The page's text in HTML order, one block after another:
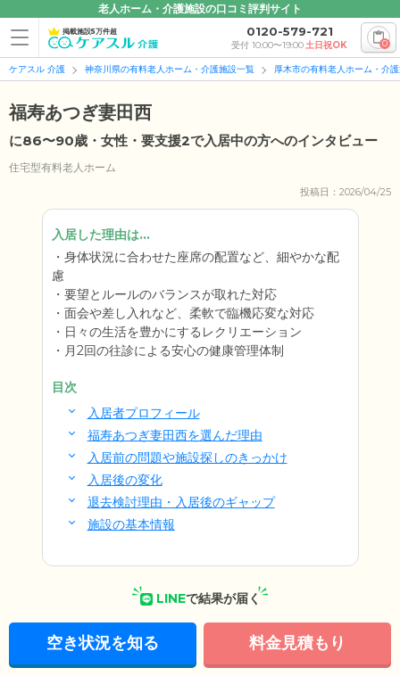
老人ホーム・介護施設の口コミ評判サイト
掲載施設5万件超 0120-579-721
受付 10:00〜19:00土日祝OK 0
ケアスル 介護 神奈川県の有料老人ホーム・介護施設一覧 厚木市の有料老人ホーム・介
福寿あつぎ妻田西
に86〜90歳・女性・要支援2で入居中の方へのインタビュー
住宅型有料老人ホーム
投稿日：2026/04/25
入居した理由は...
身体状況に合わせた座席の配置など、細やかな配
慮
要望とルールのバランスが取れた対応
面会や差し入れなど、柔軟で臨機応変な対応
日々の生活を豊かにするレクリエーション
月2回の往診による安心の健康管理体制
目次
入居者プロフィール
福寿あつぎ妻田西を選んだ理由
入居前の問題や施設探しのきっかけ
入居後の変化
退去検討理由・入居後のギャップ
施設の基本情報
LINEで結果が届く
空き状況を知る 料金見積もり